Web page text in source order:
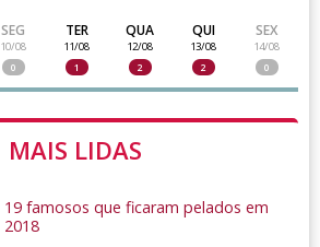
SEG
10/08
0
TER
11/08
1
QUA
12/08
2
QUI
13/08
2
SEX
14/08
0
MAIS LIDAS
19 famosos que ficaram pelados em
2018